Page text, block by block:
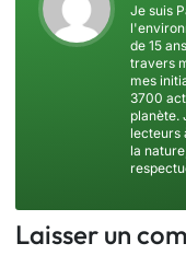
Je suis
de 15
travers
mes
3700
planète.
lecteurs
la
Laisser un